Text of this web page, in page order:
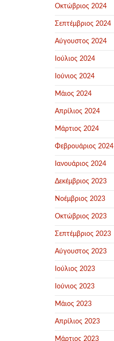
Οκτώβριος 2024
Σεπτέμβριος 2024
Αύγουστος 2024
Ιούλιος 2024
Ιούνιος 2024
Μάιος 2024
Απρίλιος 2024
Μάρτιος 2024
Φεβρουάριος 2024
Ιανουάριος 2024
Δεκέμβριος 2023
Νοέμβριος 2023
Οκτώβριος 2023
Σεπτέμβριος 2023
Αύγουστος 2023
Ιούλιος 2023
Ιούνιος 2023
Μάιος 2023
Απρίλιος 2023
Μάρτιος 2023